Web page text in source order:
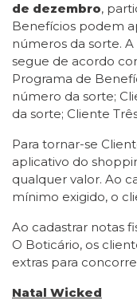
de dezembro,
Benefícios podem
números da sorte.
segue de acordo
Programa de
número da sorte;
da sorte; Cliente
Para tornar-se
aplicativo do
qualquer valor. Ao
mínimo exigido, o
Ao cadastrar notas
O Boticário, os
extras para
Natal Wicked